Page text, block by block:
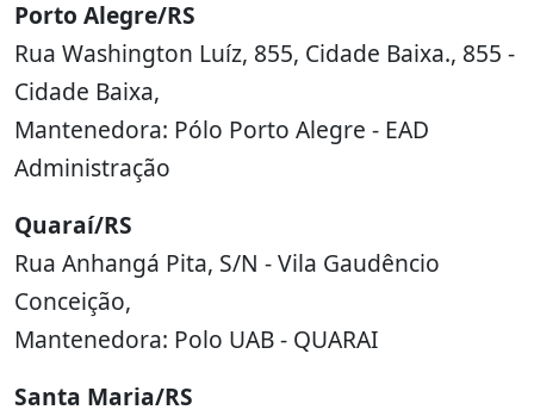
Porto Alegre/RS
Rua Washington Luíz, 855, Cidade Baixa., 855 -
Cidade Baixa,
Mantenedora: Pólo Porto Alegre - EAD
Administração
Quaraí/RS
Rua Anhangá Pita, S/N - Vila Gaudêncio
Conceição,
Mantenedora: Polo UAB - QUARAI
Santa Maria/RS